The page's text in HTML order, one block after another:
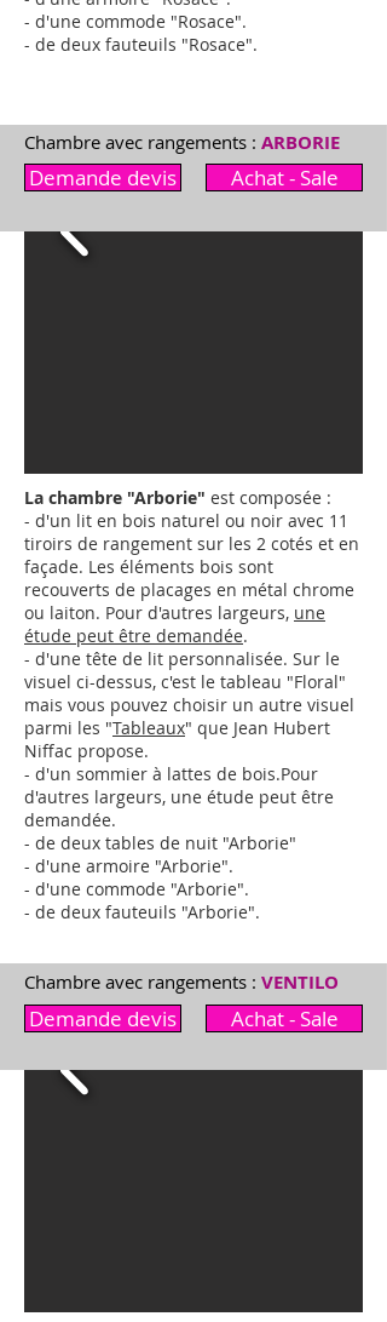
- d'une commode "Rosace".
- de deux fauteuils "Rosace".
Chambre avec rangements : ARBORIE
Demande devis Achat - Sale
La chambre "Arborie" est composée :
- d'un lit en bois naturel ou noir avec 11
tiroirs de rangement sur les 2 cotés et en
façade. Les éléments bois sont
recouverts de placages en métal chrome
ou laiton. Pour d'autres largeurs, une
étude peut être demandée.
- d'une tête de lit personnalisée. Sur le
visuel ci-dessus, c'est le tableau "Floral"
mais vous pouvez choisir un autre visuel
parmi les "Tableaux" que Jean Hubert
Niffac propose.
- d'un sommier à lattes de bois.Pour
d'autres largeurs, une étude peut être
demandée.
- de deux tables de nuit "Arborie"
- d'une armoire "Arborie".
- d'une commode "Arborie".
- de deux fauteuils "Arborie".
Chambre avec rangements : VENTILO
Demande devis Achat - Sale